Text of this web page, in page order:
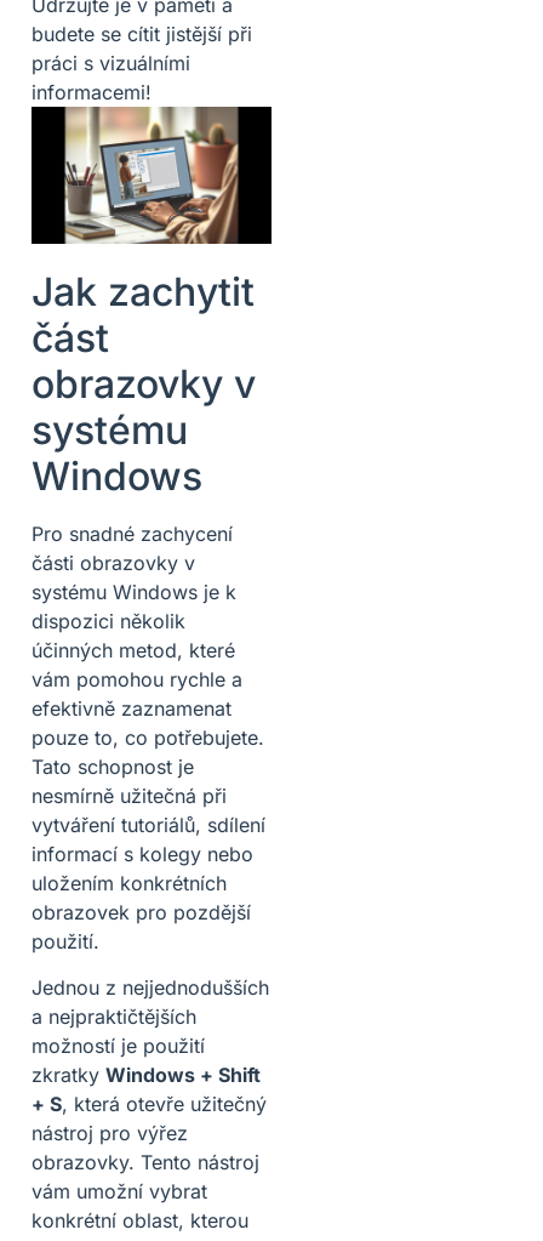
Udržujte je v paměti a
budete se cítit jistější při
práci s vizuálními
informacemi!
Jak zachytit
část
obrazovky v
systému
Windows
Pro snadné zachycení
části obrazovky v
systému Windows je k
dispozici několik
účinných metod, které
vám pomohou rychle a
efektivně zaznamenat
pouze to, co potřebujete.
Tato schopnost je
nesmírně užitečná při
vytváření tutoriálů, sdílení
informací s kolegy nebo
uložením konkrétních
obrazovek pro pozdější
použití.
Jednou z nejjednodušších
a nejpraktičtějších
možností je použití
zkratky Windows + Shift
+ S, která otevře užitečný
nástroj pro výřez
obrazovky. Tento nástroj
vám umožní vybrat
konkrétní oblast, kterou